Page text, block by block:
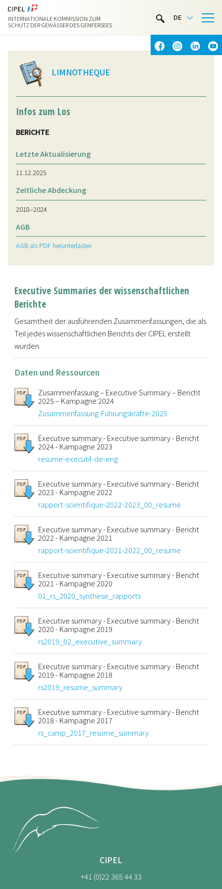
INTERNATIONALE KOMMISSION ZUM
SCHUTZ DER GEWÄSSER DES GENFERSEES
DE
LIMNOTHEK
WASSERAKTIVITÄTEN
LIMNOTHEQUE
Infos zum Los
BERICHTE
Letzte Aktualisierung
11.12.2025
Zeitliche Abdeckung
2018–2024
AGB
AGB als PDF herunterladen
Executive Summaries der wissenschaftlichen
Berichte
Gesamtheit der ausführenden Zusammenfassungen, die als
Teil jedes wissenschaftlichen Berichts der CIPEL erstellt
wurden.
Daten und Ressourcen
Zusammenfassung – Executive Summary – Bericht
2025 – Kampagne 2024
Zusammenfassung-Führungskräfte-2025
Executive summary - Executive summary - Bericht
2024 - Kampagne 2023
resume-executif-de-eng
Executive summary - Executive summary - Bericht
2023 - Kampagne 2022
rapport-scientifique-2022-2023_00_resume
Executive summary - Executive summary - Bericht
2022 - Kampagne 2021
rapport-scientifique-2021-2022_00_resume
Executive summary - Executive summary - Bericht
2021 - Kampagne 2020
01_rs_2020_synthese_rapports
Executive summary - Executive summary - Bericht
2020 - Kampagne 2019
rs2019_02_executive_summary
Executive summary - Executive summary - Bericht
2019 - Kampagne 2018
rs2019_resume_summary
Executive summary - Executive summary - Bericht
2018 - Kampagne 2017
rs_camp_2017_resume_summary
CIPEL
+41 (0)22 365 44 33